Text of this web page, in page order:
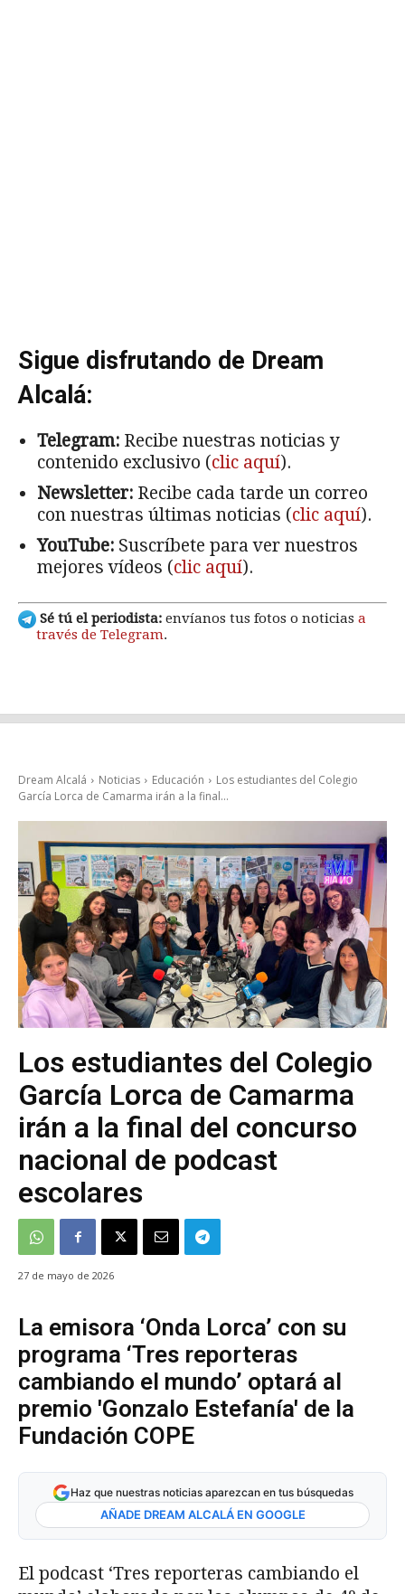
Sigue disfrutando de Dream
Alcalá:
Telegram: Recibe nuestras noticias y
contenido exclusivo (clic aquí).
Newsletter: Recibe cada tarde un correo
con nuestras últimas noticias (clic aquí).
YouTube: Suscríbete para ver nuestros
mejores vídeos (clic aquí).
Sé tú el periodista: envíanos tus fotos o noticias a
través de Telegram.